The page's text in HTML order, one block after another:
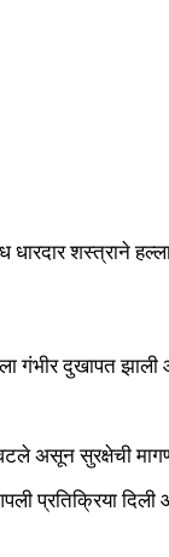
धारदार शस्त्राने
गंभीर दुखापत
असून सुरक्षेची
प्रतिक्रिया